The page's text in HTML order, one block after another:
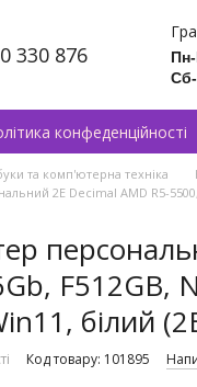
330 876
конфеденційності
та комп'ютерна техніка
2E Decimal AMD R5-
F512GB,
білий
Код товару: 101895